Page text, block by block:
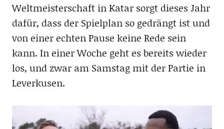
Weltmeisterschaft in Katar sorgt dieses Jahr
dafür, dass der Spielplan so gedrängt ist und
von einer echten Pause keine Rede sein
kann. In einer Woche geht es bereits wieder
los, und zwar am Samstag mit der Partie in
Leverkusen.